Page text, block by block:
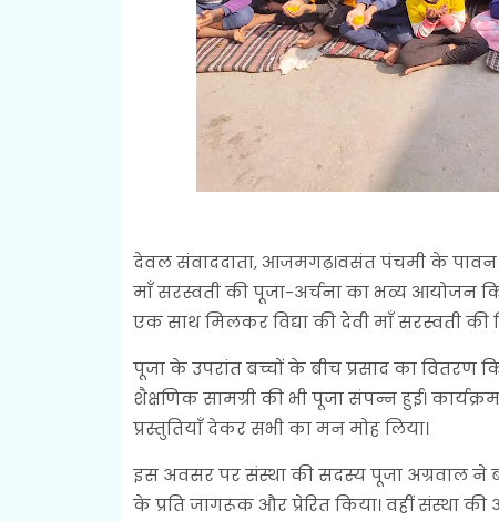
देवल संवाददाता, आजमगढ़।वसंत पंचमी के पावन
माँ सरस्वती की पूजा-अर्चना का भव्य आयोजन
एक साथ मिलकर विद्या की देवी माँ सरस्वती की
पूजा के उपरांत बच्चों के बीच प्रसाद का
शैक्षणिक सामग्री की भी पूजा संपन्न हुई।
प्रस्तुतियाँ देकर सभी का मन मोह लिया।
इस अवसर पर संस्था की सदस्य पूजा अग्रवाल ने
के प्रति जागरूक और प्रेरित किया। वहीं संस्था की